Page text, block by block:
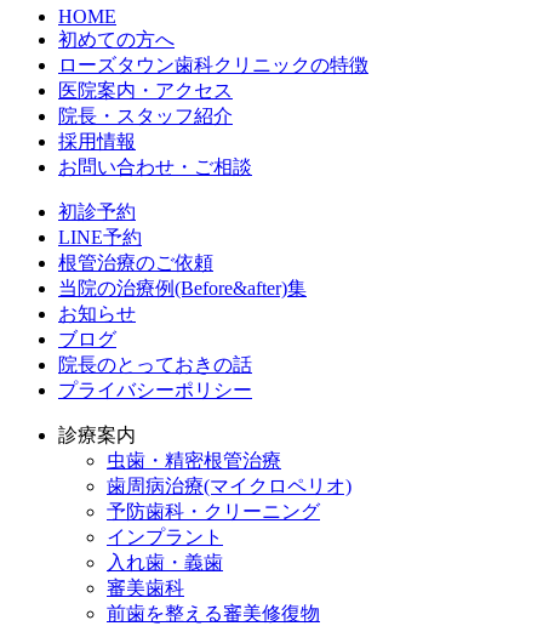
HOME
初めての方へ
ローズタウン歯科クリニックの特徴
医院案内・アクセス
院長・スタッフ紹介
採用情報
お問い合わせ・ご相談
初診予約
LINE予約
根管治療のご依頼
当院の治療例(Before&after)集
お知らせ
ブログ
院長のとっておきの話
プライバシーポリシー
診療案内
虫歯・精密根管治療
歯周病治療(マイクロペリオ)
予防歯科・クリーニング
インプラント
入れ歯・義歯
審美歯科
前歯を整える審美修復物